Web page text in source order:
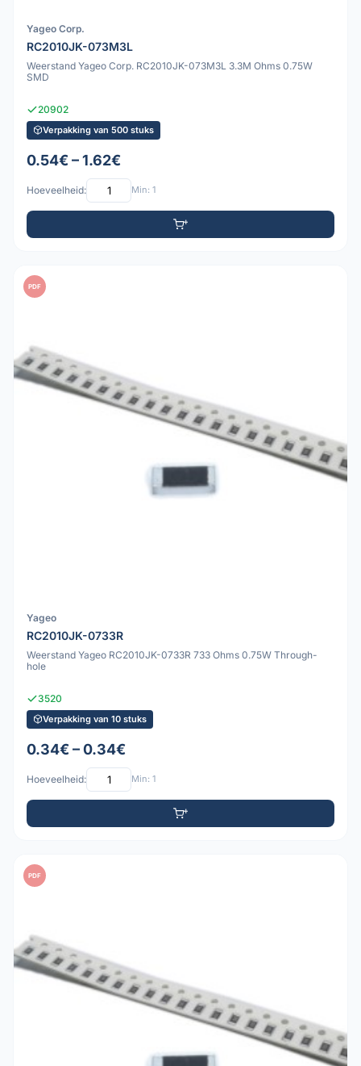
Yageo Corp.
RC2010JK-073M3L
Weerstand Yageo Corp. RC2010JK-073M3L 3.3M Ohms 0.75W
SMD
20902
Verpakking van 500 stuks
0.54€ – 1.62€
Hoeveelheid: Min: 1
PDF
Yageo
RC2010JK-0733R
Weerstand Yageo RC2010JK-0733R 733 Ohms 0.75W Through-
hole
3520
Verpakking van 10 stuks
0.34€ – 0.34€
Hoeveelheid: Min: 1
PDF